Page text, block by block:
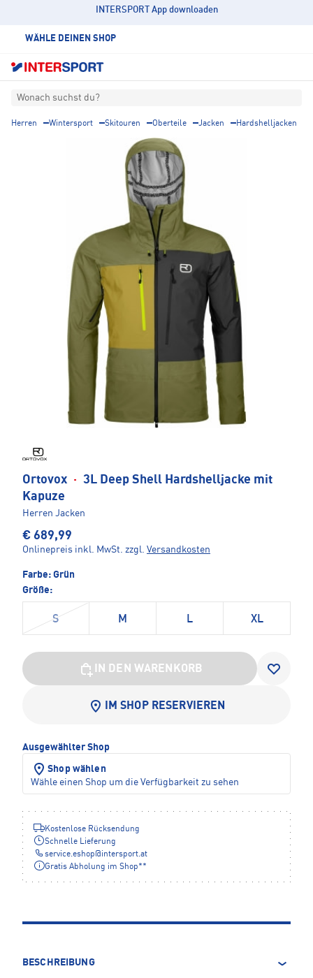
INTERSPORT App downloaden
WÄHLE DEINEN SHOP
Wonach suchst du?
Herren Wintersport Skitouren Oberteile Jacken Hardshelljacken
Ortovox · 3L Deep Shell Hardshelljacke mit
Kapuze
Herren Jacken
€ 689,99
Onlinepreis inkl. MwSt. zzgl. Versandkosten
Farbe: Grün
Größe:
S M L XL
IN DEN WARENKORB
IM SHOP RESERVIEREN
Ausgewählter Shop
Shop wählen
Wähle einen Shop um die Verfügbarkeit zu sehen
Kostenlose Rücksendung
Schnelle Lieferung
service.eshop@intersport.at
Gratis Abholung im Shop**
BESCHREIBUNG